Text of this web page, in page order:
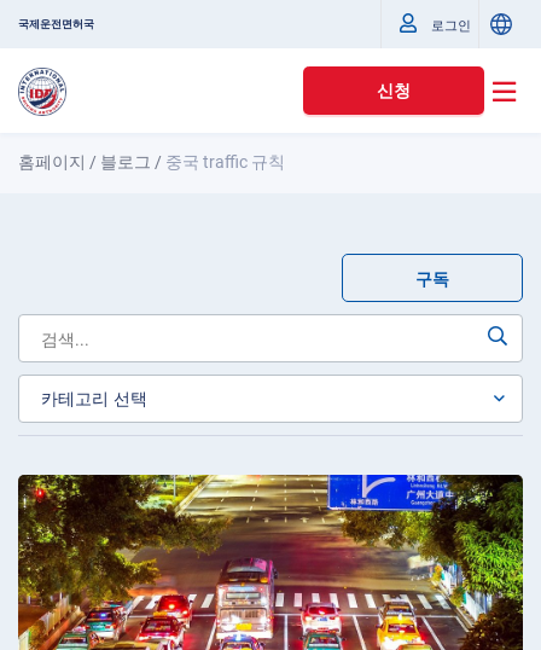
국제운전면허국 로그인
신청
홈페이지 / 블로그 / 중국 traffiс 규칙
구독